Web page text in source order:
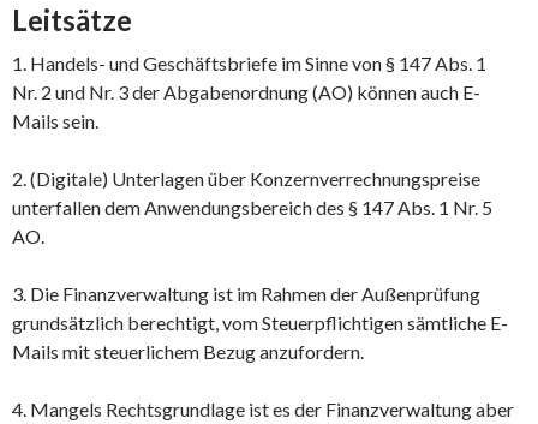
Leitsätze
1. Handels- und Geschäftsbriefe im Sinne von § 147 Abs. 1
Nr. 2 und Nr. 3 der Abgabenordnung (AO) können auch E-
Mails sein.
2. (Digitale) Unterlagen über Konzernverrechnungspreise
unterfallen dem Anwendungsbereich des § 147 Abs. 1 Nr. 5
AO.
3. Die Finanzverwaltung ist im Rahmen der Außenprüfung
grundsätzlich berechtigt, vom Steuerpflichtigen sämtliche E-
Mails mit steuerlichem Bezug anzufordern.
4. Mangels Rechtsgrundlage ist es der Finanzverwaltung aber